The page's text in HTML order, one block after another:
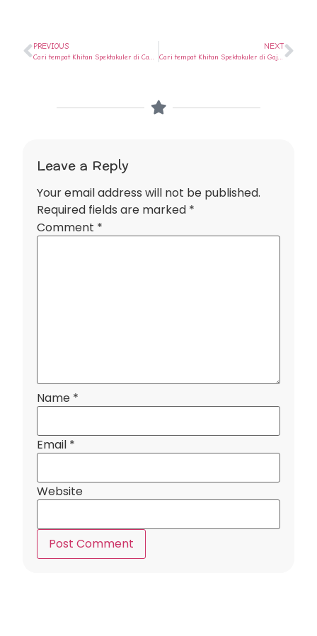
PREVIOUS NEXT
Leave a Reply
Your email address will not be published.
Required fields are marked *
Comment *
Name *
Email *
Website